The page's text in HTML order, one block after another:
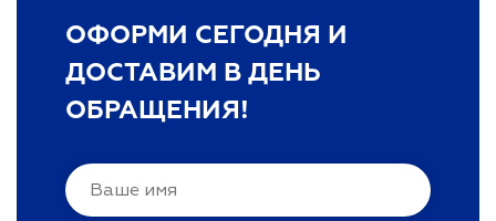
ОФОРМИ СЕГОДНЯ И
ДОСТАВИМ В ДЕНЬ
ОБРАЩЕНИЯ!